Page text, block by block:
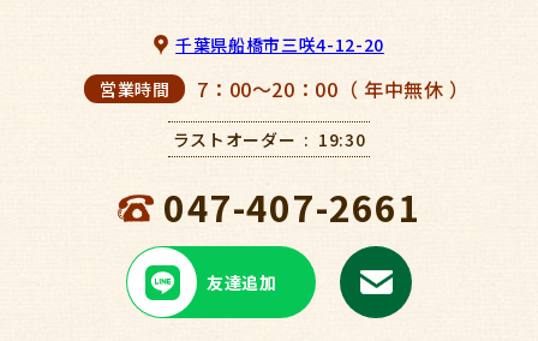
千葉県船橋市三咲4-12-20
営業時間
7：00～20：00（ 年中無休 ）
ラストオーダー 19:30
047-407-2661
友達追加